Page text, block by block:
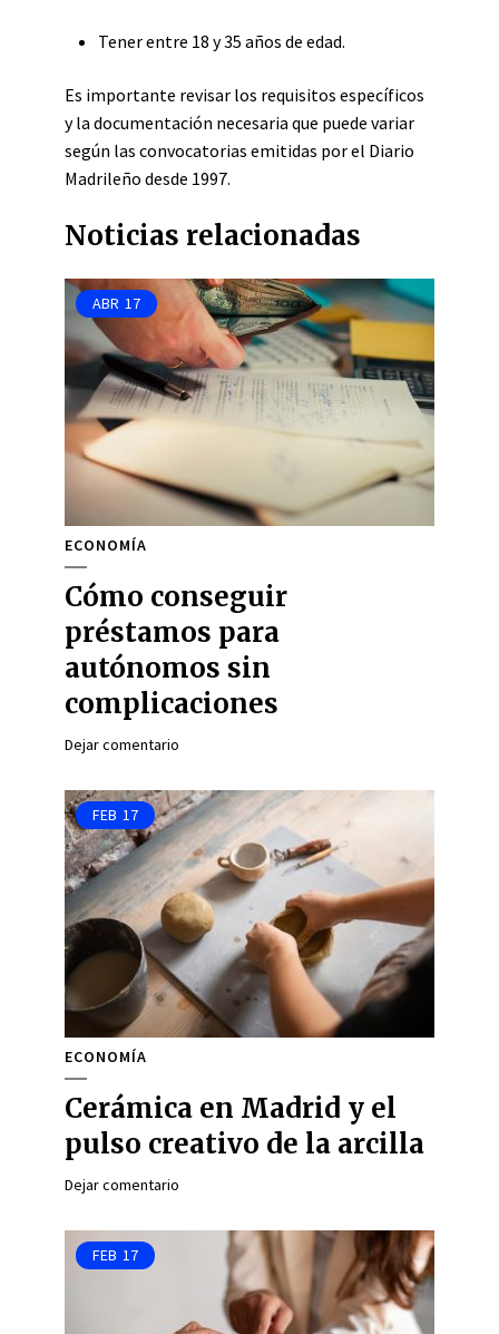
Tener entre 18 y 35 años de edad.
Es importante revisar los requisitos específicos
y la documentación necesaria que puede variar
según las convocatorias emitidas por el Diario
Madrileño desde 1997.
Noticias relacionadas
ABR 17
ECONOMÍA
Cómo conseguir
préstamos para
autónomos sin
complicaciones
Dejar comentario
FEB 17
ECONOMÍA
Cerámica en Madrid y el
pulso creativo de la arcilla
Dejar comentario
FEB 17